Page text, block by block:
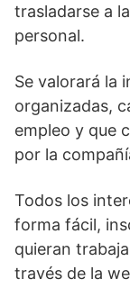
trasladarse a
personal.
Se valorará la
organizadas,
empleo y que
por la
Todos los
forma fácil,
quieran
través de la